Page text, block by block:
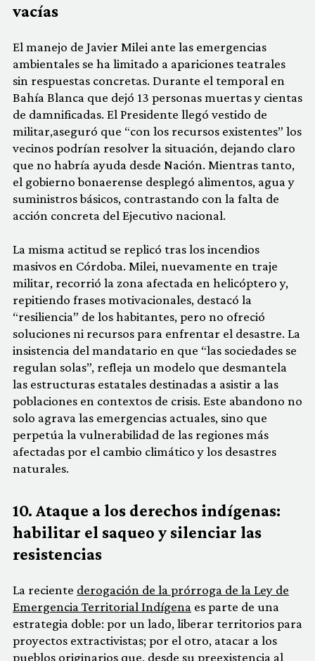
vacías
El manejo de Javier Milei ante las emergencias
ambientales se ha limitado a apariciones teatrales
sin respuestas concretas. Durante el temporal en
Bahía Blanca que dejó 13 personas muertas y cientas
de damnificadas. El Presidente llegó vestido de
militar,aseguró que “con los recursos existentes” los
vecinos podrían resolver la situación, dejando claro
que no habría ayuda desde Nación. Mientras tanto,
el gobierno bonaerense desplegó alimentos, agua y
suministros básicos, contrastando con la falta de
acción concreta del Ejecutivo nacional.
La misma actitud se replicó tras los incendios
masivos en Córdoba. Milei, nuevamente en traje
militar, recorrió la zona afectada en helicóptero y,
repitiendo frases motivacionales, destacó la
“resiliencia” de los habitantes, pero no ofreció
soluciones ni recursos para enfrentar el desastre. La
insistencia del mandatario en que “las sociedades se
regulan solas”, refleja un modelo que desmantela
las estructuras estatales destinadas a asistir a las
poblaciones en contextos de crisis. Este abandono no
solo agrava las emergencias actuales, sino que
perpetúa la vulnerabilidad de las regiones más
afectadas por el cambio climático y los desastres
naturales.
10. Ataque a los derechos indígenas:
habilitar el saqueo y silenciar las
resistencias
La reciente derogación de la prórroga de la Ley de
Emergencia Territorial Indígena es parte de una
estrategia doble: por un lado, liberar territorios para
proyectos extractivistas; por el otro, atacar a los
pueblos originarios que, desde su preexistencia al